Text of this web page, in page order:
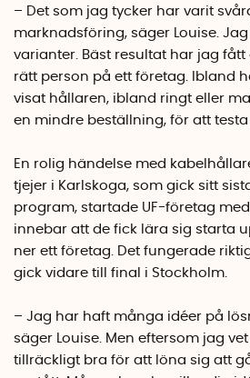
– Det som jag tycker har varit
marknadsföring, säger Louise.
varianter. Bäst resultat har jag
rätt person på ett företag. Ibland
visat hållaren, ibland ringt eller
en mindre beställning, för att
En rolig händelse med
tjejer i Karlskoga, som gick sitt
program, startade UF-företag
innebar att de fick lära sig starta
ner ett företag. Det fungerade
gick vidare till final i Stockholm.
– Jag har haft många idéer på
säger Louise. Men eftersom jag
tillräckligt bra för att löna sig att